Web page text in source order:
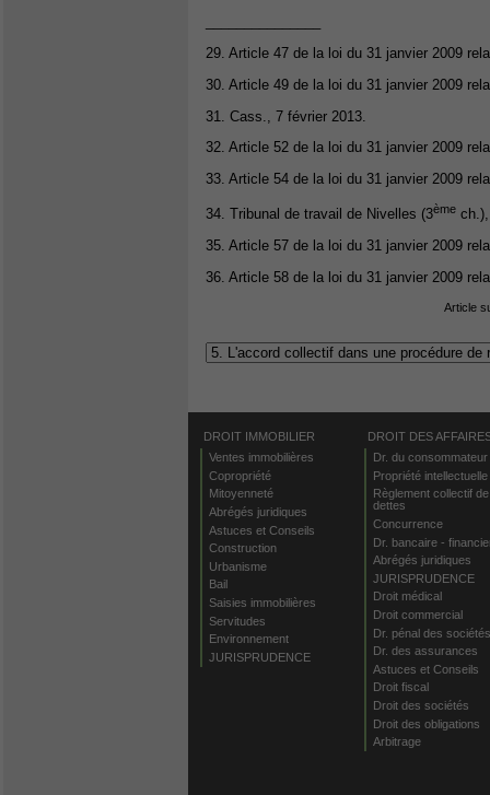
29. Article 47 de la loi du 31 janvier 2009
30. Article 49 de la loi du 31 janvier 2009
31. Cass., 7 février 2013.
32. Article 52 de la loi du 31 janvier 2009
33. Article 54 de la loi du 31 janvier 2009
34. Tribunal de travail de Nivelles (3ème
35. Article 57 de la loi du 31 janvier 2009
36. Article 58 de la loi du 31 janvier 2009
Article
DROIT IMMOBILIER
Ventes immobilières
Copropriété
Mitoyenneté
Abrégés juridiques
Astuces et Conseils
Construction
Urbanisme
Bail
Saisies immobilières
Servitudes
Environnement
JURISPRUDENCE
DROIT DES
Dr. du consommateur
Propriété intellectuelle
Règlement collectif de
dettes
Concurrence
Dr. bancaire -
Abrégés juridiques
JURISPRUDENCE
Droit médical
Droit commercial
Dr. pénal des sociétés
Dr. des assurances
Astuces et Conseils
Droit fiscal
Droit des sociétés
Droit des obligations
Arbitrage